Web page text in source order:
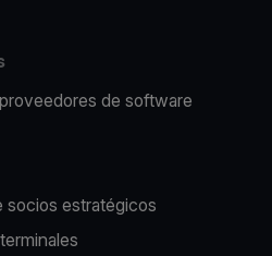
de software
socios estratégicos